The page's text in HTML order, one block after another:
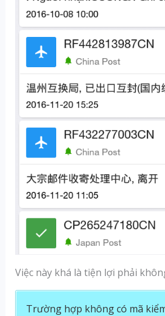
Việc này khá là tiện lợi phải
Trường hợp không có mã